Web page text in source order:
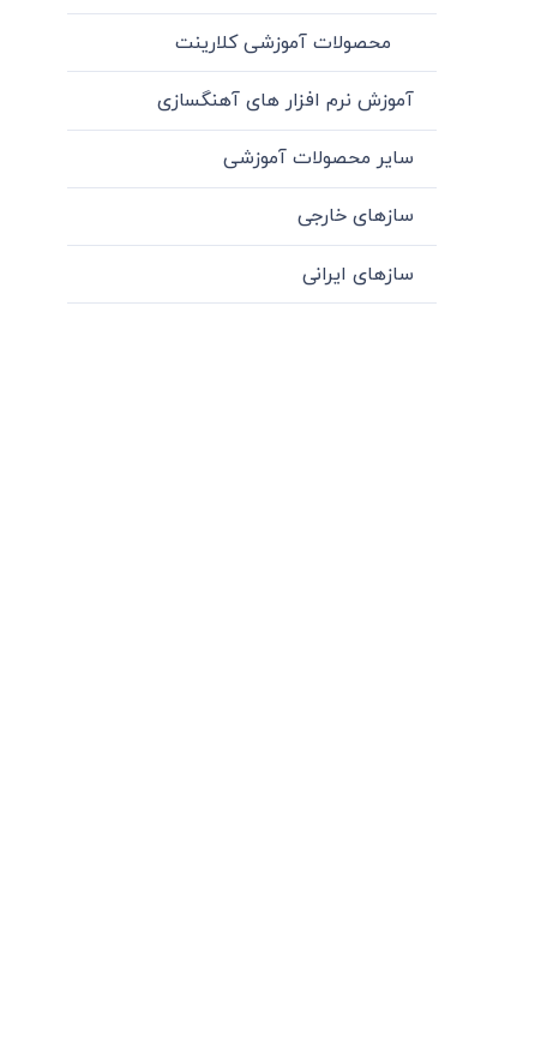
محصولات آموزشی کلارینت
آموزش نرم افزار های آهنگسازی
سایر محصولات آموزشی
سازهای خارجی
سازهای ایرانی